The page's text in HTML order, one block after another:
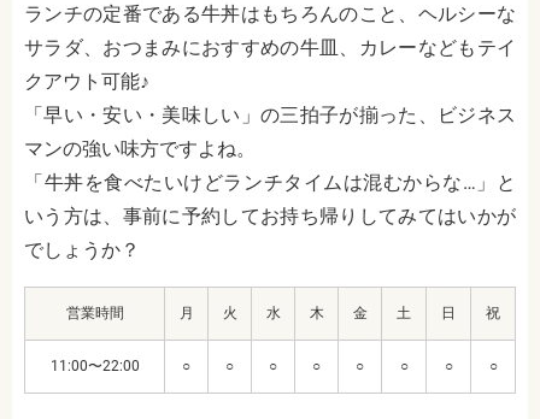
ランチの定番である牛丼はもちろんのこと、ヘルシーな
サラダ、おつまみにおすすめの牛皿、カレーなどもテイ
クアウト可能♪
「早い・安い・美味しい」の三拍子が揃った、ビジネス
マンの強い味方ですよね。
「牛丼を食べたいけどランチタイムは混むからな…」と
いう方は、事前に予約してお持ち帰りしてみてはいかが
でしょうか？
営業時間 月 火 水 木 金 土 日 祝
11:00〜22:00 ○ ○ ○ ○ ○ ○ ○ ○